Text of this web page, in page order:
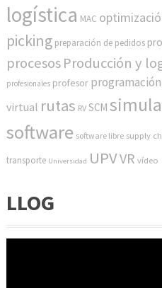
logística MAC
picking preparación de pedidos
procesosProducción y
profesionales profesor programación
virtual rutas RV SCM
software software libre supply
transporte Universidad UPVVR vídeo
LLOG